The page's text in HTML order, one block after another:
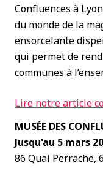
Confluences à
du monde de la
ensorcelante
qui permet de
communes à
Lire notre article
MUSÉE DES
Jusqu'au 5 mars
86 Quai Perrache,